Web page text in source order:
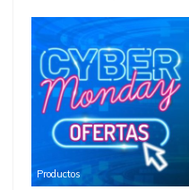
Productos